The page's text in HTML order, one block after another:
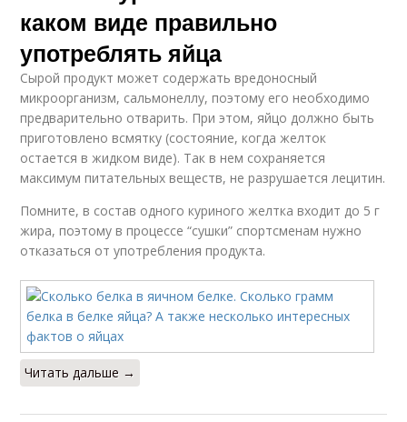
каком виде правильно
употреблять яйца
Сырой продукт может содержать вредоносный
микроорганизм, сальмонеллу, поэтому его необходимо
предварительно отварить. При этом, яйцо должно быть
приготовлено всмятку (состояние, когда желток
остается в жидком виде). Так в нем сохраняется
максимум питательных веществ, не разрушается лецитин.
Помните, в состав одного куриного желтка входит до 5 г
жира, поэтому в процессе “сушки” спортсменам нужно
отказаться от употребления продукта.
Читать дальше →